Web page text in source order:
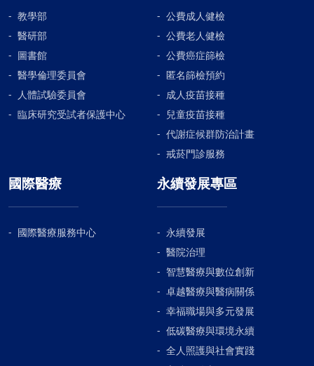
教學部
醫研部
圖書館
醫學倫理委員會
人體試驗委員會
臨床研究受試者保護中心
公費成人健檢
公費老人健檢
公費癌症篩檢
匿名篩檢預約
成人疫苗接種
兒童疫苗接種
代謝症候群防治計畫
戒菸門診服務
國際醫療
國際醫療服務中心
永續發展專區
永續發展
醫院治理
智慧醫療與數位創新
卓越醫療與醫病關係
幸福職場與多元發展
低碳醫療與環境永續
全人照護與社會實踐